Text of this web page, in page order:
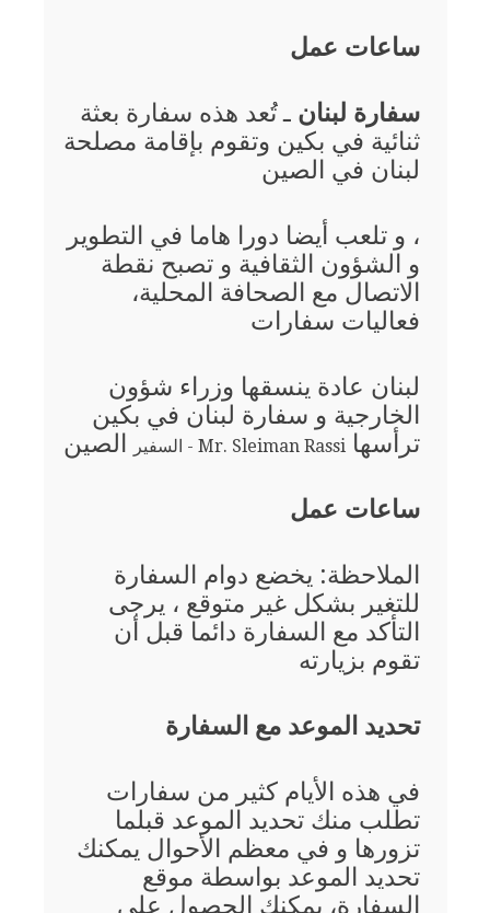
ساعات عمل
سفارة لبنان ـ تُعد هذه سفارة بعثة
ثنائية في بكين وتقوم بإقامة مصلحة
لبنان في الصين
، و تلعب أيضا دورا هاما في التطوير
و الشؤون الثقافية و تصبح نقطة
الاتصال مع الصحافة المحلية،
فعاليات سفارات
لبنان عادة ينسقها وزراء شؤون
الخارجية و سفارة لبنان في بكين
ترأسها Mr. Sleiman Rassi - السفير الصين
ساعات عمل
الملاحظة: يخضع دوام السفارة
للتغير بشكل غير متوقع ، يرجى
التأكد مع السفارة دائما قبل أن
تقوم بزيارته
تحديد الموعد مع السفارة
في هذه الأيام كثير من سفارات
تطلب منك تحديد الموعد قبلما
تزورها و في معظم الأحوال يمكنك
تحديد الموعد بواسطة موقع
السفارة، يمكنك الحصول على